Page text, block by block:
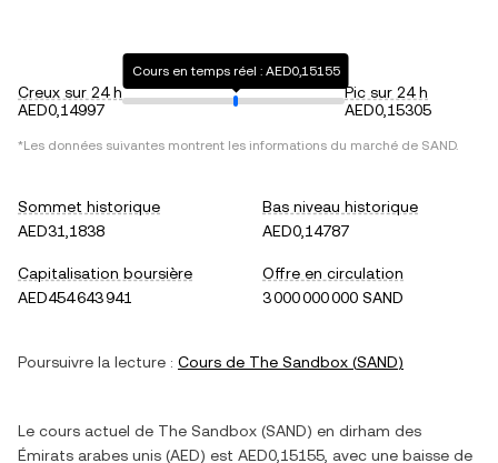
Creux sur 24 h
AED0,14997
Cours en temps réel : AED0,15155
Pic sur 24 h
AED0,15305
*Les données suivantes montrent les informations du marché de SAND.
Sommet historique
AED31,1838
Bas niveau historique
AED0,14787
Capitalisation boursière
AED454 643 941
Offre en circulation
3 000 000 000 SAND
Poursuivre la lecture : Cours de The Sandbox (SAND)
Le cours actuel de The Sandbox (SAND) en dirham des
Émirats arabes unis (AED) est AED0,15155 , avec une baisse de